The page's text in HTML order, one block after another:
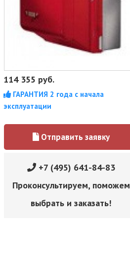
114 355 руб.
ГАРАНТИЯ 2 года с начала
эксплуатации
Отправить заявку
+7 (495) 641-84-83
Проконсультируем, поможем
выбрать и заказать!